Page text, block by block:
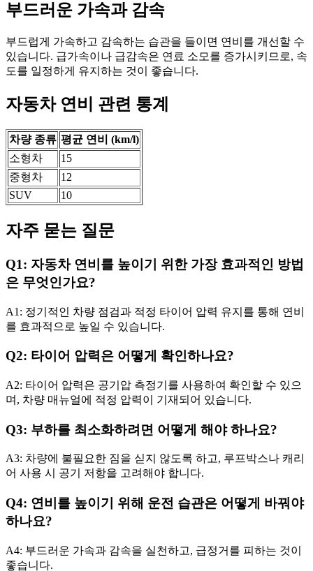
부드러운 가속과 감속
부드럽게 가속하고 감속하는 습관을 들이면 연비를 개선할 수
있습니다. 급가속이나 급감속은 연료 소모를 증가시키므로, 속
도를 일정하게 유지하는 것이 좋습니다.
자동차 연비 관련 통계
차량 종류 평균 연비 (km/l)
소형차
15
중형차
12
SUV
10
자주 묻는 질문
Q1: 자동차 연비를 높이기 위한 가장 효과적인 방법
은 무엇인가요?
A1: 정기적인 차량 점검과 적정 타이어 압력 유지를 통해 연비
를 효과적으로 높일 수 있습니다.
Q2: 타이어 압력은 어떻게 확인하나요?
A2: 타이어 압력은 공기압 측정기를 사용하여 확인할 수 있으
며, 차량 매뉴얼에 적정 압력이 기재되어 있습니다.
Q3: 부하를 최소화하려면 어떻게 해야 하나요?
A3: 차량에 불필요한 짐을 싣지 않도록 하고, 루프박스나 캐리
어 사용 시 공기 저항을 고려해야 합니다.
Q4: 연비를 높이기 위해 운전 습관은 어떻게 바꿔야
하나요?
A4: 부드러운 가속과 감속을 실천하고, 급정거를 피하는 것이
좋습니다.